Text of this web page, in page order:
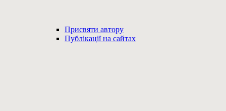
Присвяти автору
Публікації на сайтах